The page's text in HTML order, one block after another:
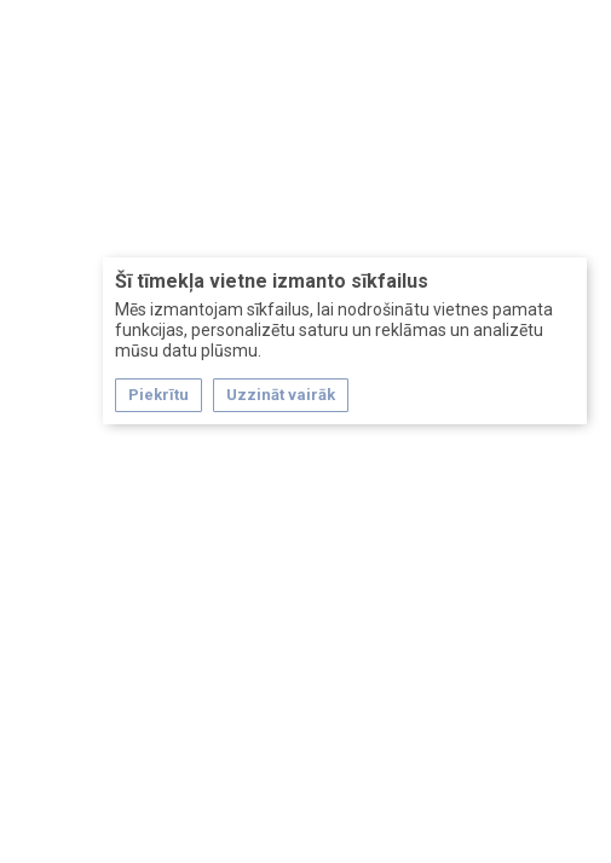
Šī tīmekļa vietne izmanto sīkfailus
Mēs izmantojam sīkfailus, lai nodrošinātu vietnes pamata
funkcijas, personalizētu saturu un reklāmas un analizētu
mūsu datu plūsmu.
Piekrītu Uzzināt vairāk